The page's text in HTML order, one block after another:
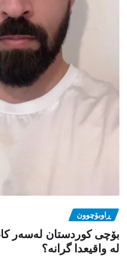
ڕاوبۆچوون
بۆچی کوردستان لەسەر
لە واقیعدا گرانە؟